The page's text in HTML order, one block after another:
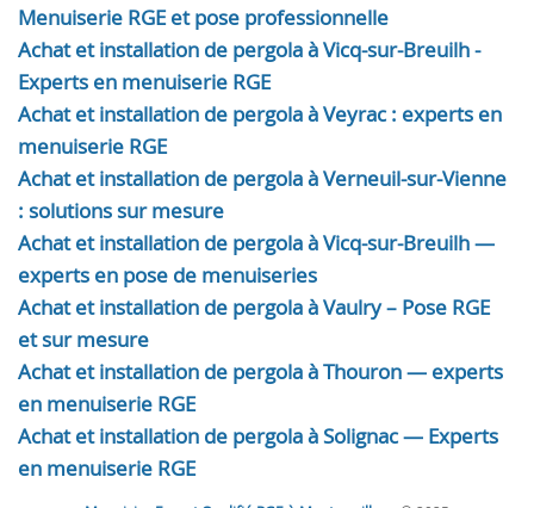
Menuiserie RGE et pose professionnelle
Achat et installation de pergola à Vicq-sur-Breuilh -
Experts en menuiserie RGE
Achat et installation de pergola à Veyrac : experts en
menuiserie RGE
Achat et installation de pergola à Verneuil-sur-Vienne
: solutions sur mesure
Achat et installation de pergola à Vicq-sur-Breuilh —
experts en pose de menuiseries
Achat et installation de pergola à Vaulry – Pose RGE
et sur mesure
Achat et installation de pergola à Thouron — experts
en menuiserie RGE
Achat et installation de pergola à Solignac — Experts
en menuiserie RGE